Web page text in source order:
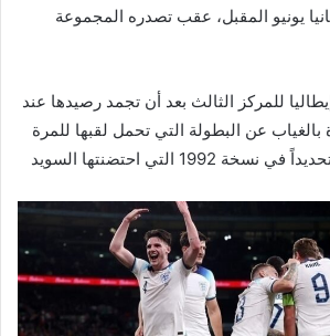
يونيو المقبل، عقب تصدره المجموعة
للمركز الثالث بعد أن تجمد رصيدها عند
بالغياب عن البطولة التي تحمل لقبها للمرة